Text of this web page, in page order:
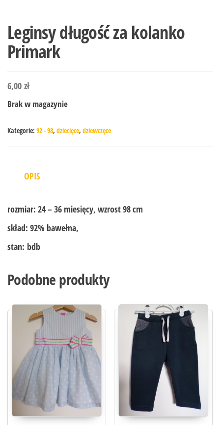
Leginsy długość za kolanko
Primark
6,00 zł
Brak w magazynie
Kategorie: 92 - 98, dziecięce, dziewczęce
OPIS
rozmiar: 24 – 36 miesięcy, wzrost 98 cm
skład: 92% bawełna,
stan: bdb
Podobne produkty